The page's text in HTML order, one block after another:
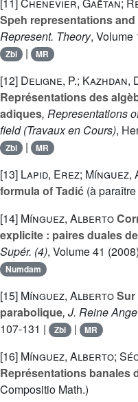
[11]Chenevier, Gaëtan;
Speh representations
Represent. Theory, Volume
Zbl | MR
[12] Deligne, P.; Kazhdan,
Représentations des
adiques, Representations
field(Travaux en Cours),
Zbl | MR
[13] Lapid, Erez;
formula of Tadić (à
[14] Mínguez, Alberto
explicite : paires duales
Supér. (4), Volume 41
Numdam
[15] Mínguez, AlbertoSur
parabolique, J. Reine
107-131 |
Zbl | MR
[16] Mínguez, Alberto;
Représentations banales
Compositio Math.)